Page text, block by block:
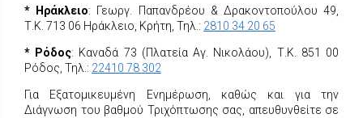
* Ηράκλειο: Γεωργ. Παπανδρέου & Δρακοντοπούλου 49,
Τ.Κ. 713 06 Ηράκλειο, Κρήτη, Τηλ.: 2810 34 20 65
* Ρόδος: Καναδά 73 (Πλατεία Αγ. Νικολάου), Τ.Κ. 851 00
Ρόδος, Τηλ.: 22410 78 302
Για Εξατομικευμένη Ενημέρωση, καθώς και για την
Διάγνωση του βαθμού Τριχόπτωσης σας, απευθυνθείτε σε